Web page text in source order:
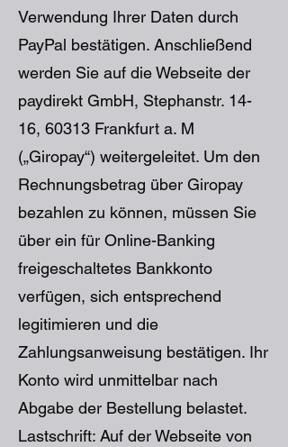
Verwendung Ihrer Daten durch
PayPal bestätigen. Anschließend
werden Sie auf die Webseite der
paydirekt GmbH, Stephanstr. 14-
16, 60313 Frankfurt a. M
(„Giropay“) weitergeleitet. Um den
Rechnungsbetrag über Giropay
bezahlen zu können, müssen Sie
über ein für Online-Banking
freigeschaltetes Bankkonto
verfügen, sich entsprechend
legitimieren und die
Zahlungsanweisung bestätigen. Ihr
Konto wird unmittelbar nach
Abgabe der Bestellung belastet.
Lastschrift: Auf der Webseite von